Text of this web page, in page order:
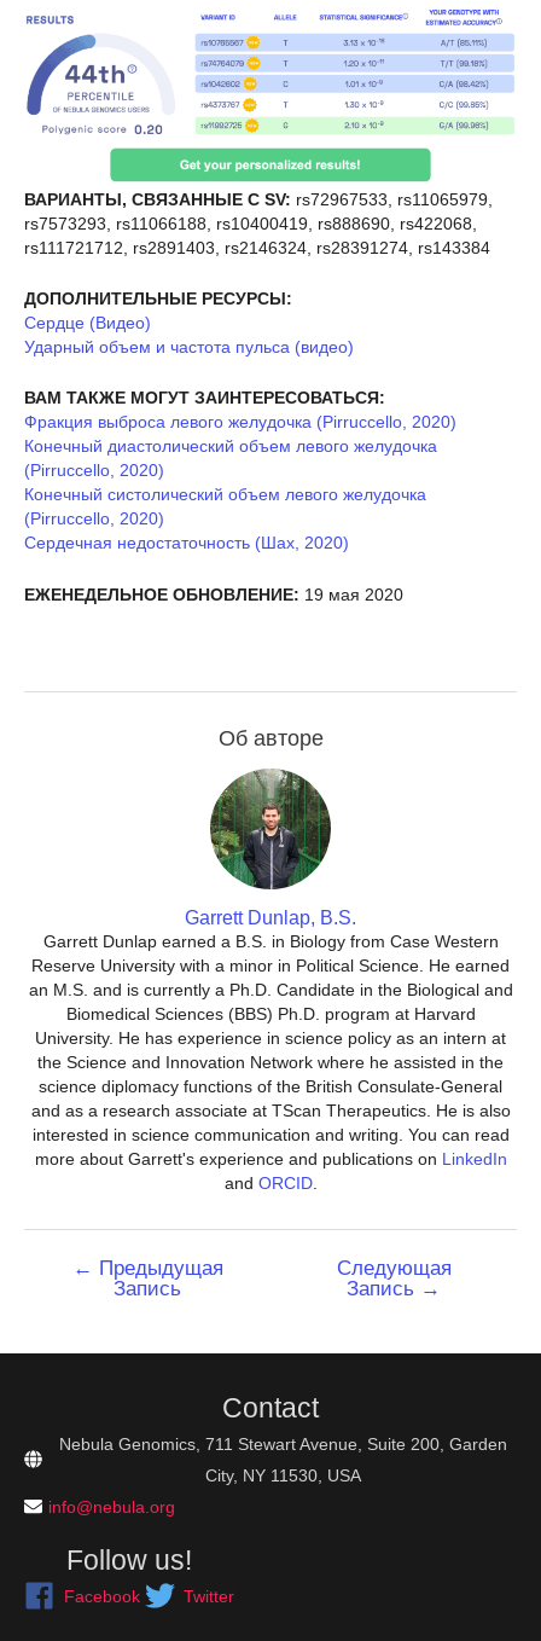
ВАРИАНТЫ, СВЯЗАННЫЕ С SV: rs72967533, rs11065979,
rs7573293, rs11066188, rs10400419, rs888690, rs422068,
rs111721712, rs2891403, rs2146324, rs28391274, rs143384
ДОПОЛНИТЕЛЬНЫЕ РЕСУРСЫ:
Сердце (Видео)
Ударный объем и частота пульса (видео)
ВАМ ТАКЖЕ МОГУТ ЗАИНТЕРЕСОВАТЬСЯ:
Фракция выброса левого желудочка (Pirruccello, 2020)
Конечный диастолический объем левого желудочка
(Pirruccello, 2020)
Конечный систолический объем левого желудочка
(Pirruccello, 2020)
Сердечная недостаточность (Шах, 2020)
ЕЖЕНЕДЕЛЬНОЕ ОБНОВЛЕНИЕ: 19 мая 2020
Об авторе
Garrett Dunlap, B.S.
Garrett Dunlap earned a B.S. in Biology from Case Western
Reserve University with a minor in Political Science. He earned
an M.S. and is currently a Ph.D. Candidate in the Biological and
Biomedical Sciences (BBS) Ph.D. program at Harvard
University. He has experience in science policy as an intern at
the Science and Innovation Network where he assisted in the
science diplomacy functions of the British Consulate-General
and as a research associate at TScan Therapeutics. He is also
interested in science communication and writing. You can read
more about Garrett's experience and publications on LinkedIn
and ORCID.
Навигация
← Предыдущая
Запись
Следующая
Запись →
Contact
Nebula Genomics, 711 Stewart Avenue, Suite 200, Garden
City, NY 11530, USA
info@nebula.org
Follow us!
Facebook Twitter